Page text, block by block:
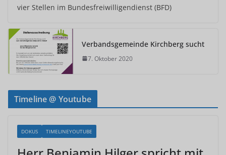
vier Stellen im Bundesfreiwilligendienst (BFD)
Verbandsgemeinde Kirchberg sucht
7. Oktober 2020
Timeline @ Youtube
DOKUS TIMELINEYOUTUBE